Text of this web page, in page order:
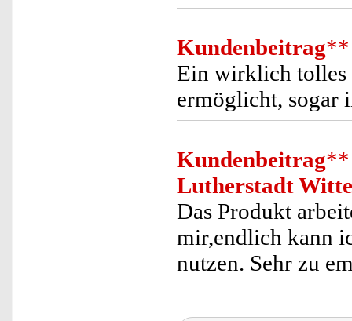
Kundenbeitrag**
Ein wirklich tolles
ermöglicht, sogar
Kundenbeitrag**
Lutherstadt
Das Produkt
mir,endlich kann
nutzen. Sehr zu